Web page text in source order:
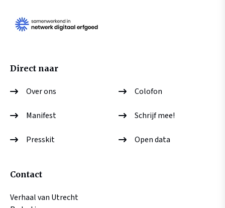
Direct naar
Over ons Colofon
Manifest Schrijf mee!
Presskit Open data
Contact
Verhaal van Utrecht